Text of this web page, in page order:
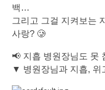
백…
그리고 그걸 지켜보는
사랑? 🥲
📢 지흡 병원장님도 못
▼ 병원장님과 지흡, 위